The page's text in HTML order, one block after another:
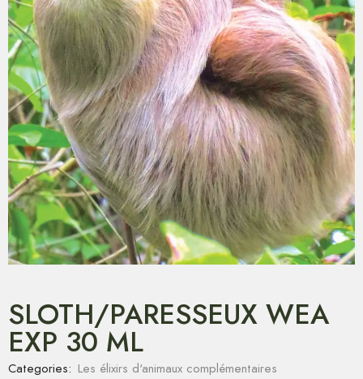
SLOTH/PARESSEUX WEA
EXP 30 ML
Categories: Les élixirs d'animaux complémentaires